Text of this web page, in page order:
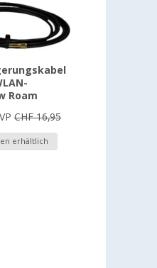
Roam
CHF 16,95
erhältlich